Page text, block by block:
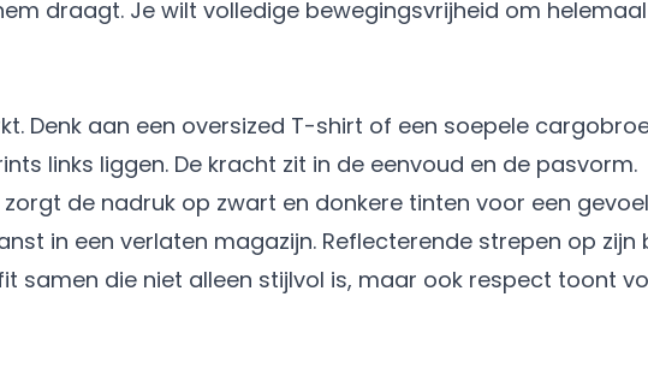
draagt. Je wilt volledige bewegingsvrijheid om
Denk aan een oversized T-shirt of een soepele
links liggen. De kracht zit in de eenvoud en de pasvorm.
de nadruk op zwart en donkere tinten voor een
samen die niet alleen stijlvol is, maar ook respect toont